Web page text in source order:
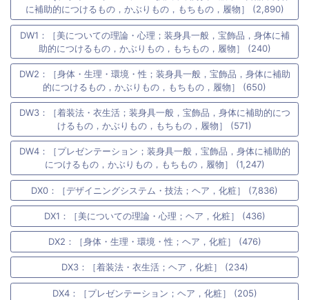
に補助的につけるもの，かぶりもの，もちもの，履物］ (2,890)
DW1：［美についての理論・心理；装身具一般，宝飾品，身体に補
助的につけるもの，かぶりもの，もちもの，履物］ (240)
DW2：［身体・生理・環境・性；装身具一般，宝飾品，身体に補助
的につけるもの，かぶりもの，もちもの，履物］ (650)
DW3：［着装法・衣生活；装身具一般，宝飾品，身体に補助的につ
けるもの，かぶりもの，もちもの，履物］ (571)
DW4：［プレゼンテーション；装身具一般，宝飾品，身体に補助的
につけるもの，かぶりもの，もちもの，履物］ (1,247)
DX0：［デザイニングシステム・技法；ヘア，化粧］ (7,836)
DX1：［美についての理論・心理；ヘア，化粧］ (436)
DX2：［身体・生理・環境・性；ヘア，化粧］ (476)
DX3：［着装法・衣生活；ヘア，化粧］ (234)
DX4：［プレゼンテーション；ヘア，化粧］ (205)